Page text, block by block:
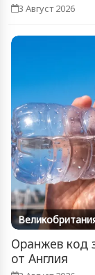
3 Август 2026
Оранжев код
от Англия